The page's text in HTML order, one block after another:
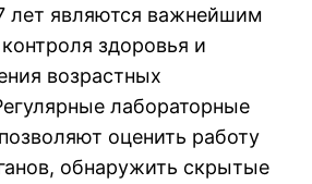
лет являются важнейшим
здоровья и
возрастных
лабораторные
оценить работу
обнаружить скрытые